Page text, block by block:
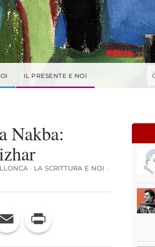
IL PRESENTE E NOI
Nakba:
· LA SCRITTURA E NOI ·
Email